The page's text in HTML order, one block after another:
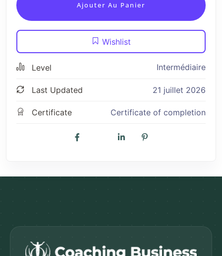
Ajouter Au Panier
Wishlist
Level Intermédiaire
Last Updated 21 juillet 2026
Certificate Certificate of completion